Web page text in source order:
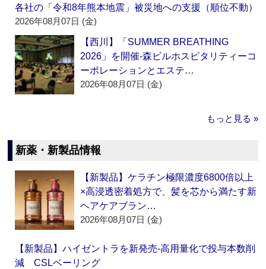
各社の「令和8年熊本地震」被災地への支援（順位不動）
2026年08月07日 (金)
【西川】「SUMMER BREATHING
2026」を開催‐森ビルホスピタリティーコ
ーポレーションとエステ…
2026年08月07日 (金)
もっと見る »
新薬・新製品情報
【新製品】ケラチン極限濃度6800倍以上
×高浸透密着処方で、髪を芯から満たす新
ヘアケアブラン…
2026年08月07日 (金)
【新製品】ハイゼントラを新発売‐高用量化で投与本数削
減 CSLベーリング